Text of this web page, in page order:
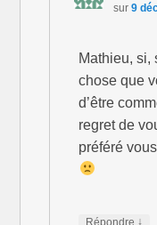
sur 9
Mathieu, si,
chose que
d’être
regret de
préféré
Répondre ↓